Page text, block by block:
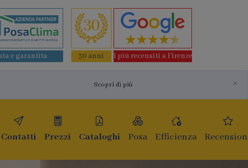
e garantita 30 anni I più recensiti a Firenze
Scopri di più ×
Contatti Prezzi Cataloghi Posa Efficienza